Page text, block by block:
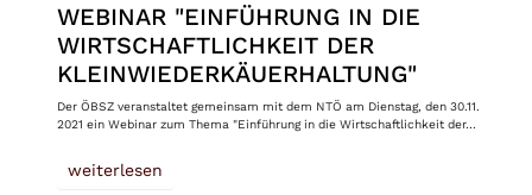
WEBINAR "EINFÜHRUNG IN DIE
WIRTSCHAFTLICHKEIT DER
KLEINWIEDERKÄUERHALTUNG"
Der ÖBSZ veranstaltet gemeinsam mit dem NTÖ am Dienstag, den 30.11.
2021 ein Webinar zum Thema "Einführung in die Wirtschaftlichkeit der…
weiterlesen